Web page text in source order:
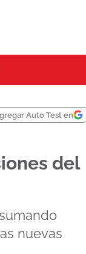
Auto Test en
del
nuevas